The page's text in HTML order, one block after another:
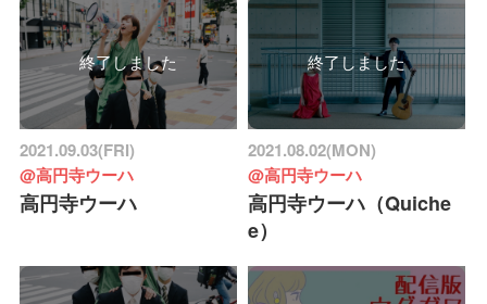
終了しました
2021.09.03(FRI)
@高円寺ウーハ
高円寺ウーハ
終了しました
2021.08.02(MON)
@高円寺ウーハ
高円寺ウーハ（Quiche
e）